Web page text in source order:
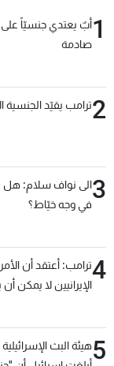
1أبٌ يعتدي جنسيّاً على
صادمة
2ترامب يقيّد الجنسية
3الى نواف سلام: هل
في وجه خيّاط؟
4ترامب: أعتقد أن
الإيرانيين لا يمكن
5هيئة البث